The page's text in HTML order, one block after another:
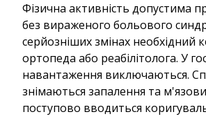
Фізична активність допустима
без вираженого больового
серйозніших змінах необхідний
ортопеда або реабілітолога. У
навантаження виключаються.
знімаються запалення та
поступово вводиться